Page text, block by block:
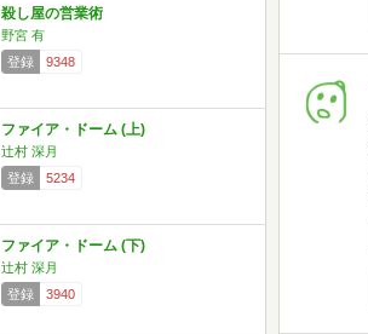
殺し屋の営業術
野宮 有
登録
9348
ファイア・ドーム (上)
辻村 深月
登録
5234
ファイア・ドーム (下)
辻村 深月
登録
3940